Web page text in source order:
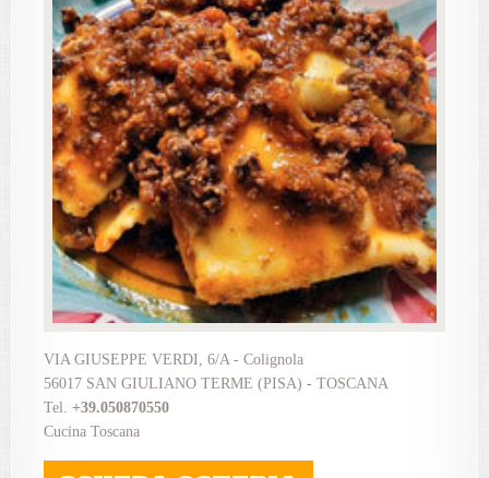
VIA GIUSEPPE VERDI, 6/A - Colignola
56017 SAN GIULIANO TERME (PISA) - TOSCANA
Tel. +39.050870550
Cucina Toscana